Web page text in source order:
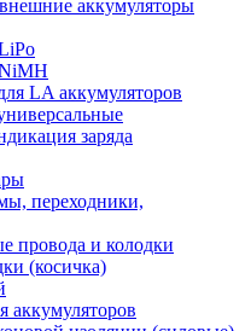
аккумуляторы
LA аккумуляторов
заряда
переходники,
провода и колодки
(косичка)
аккумуляторов